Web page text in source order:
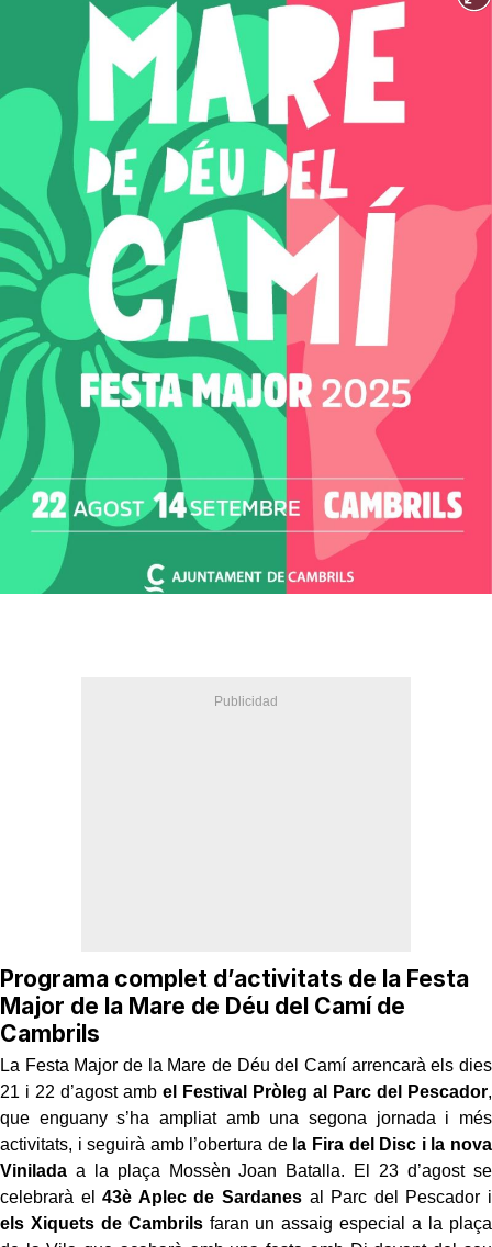
Programa complet d’activitats de la Festa
Major de la Mare de Déu del Camí de
Cambrils
La Festa Major de la Mare de Déu del Camí arrencarà els dies
21 i 22 d’agost amb el Festival Pròleg al Parc del Pescador,
que enguany s’ha ampliat amb una segona jornada i més
activitats, i seguirà amb l’obertura dela Fira del Disc i la nova
Vinilada a la plaça Mossèn Joan Batalla. El 23 d’agost se
celebrarà el43è Aplec de Sardanesal Parc del Pescador i
els Xiquets de Cambrilsfaran un assaig especial a la plaça